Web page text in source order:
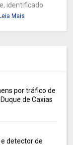
identificado
Mais
por tráfico de
de Caxias
detector de